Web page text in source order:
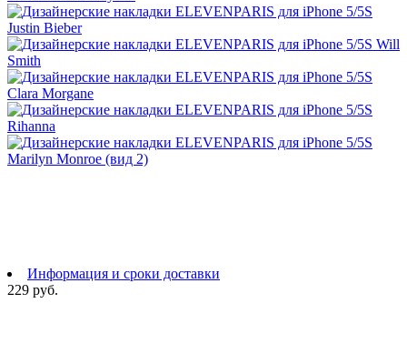
Информация и сроки доставки
229 руб.